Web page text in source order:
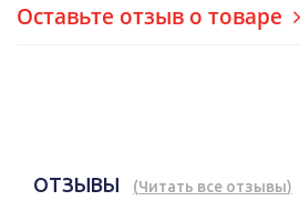
Оставьте отзыв о товаре
ОТЗЫВЫ (Читать все отзывы)